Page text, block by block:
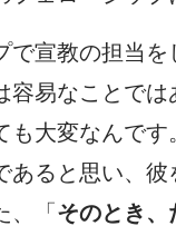
宣教の担当
易なことで
大変なんで
ると思い、
、「そのとき、